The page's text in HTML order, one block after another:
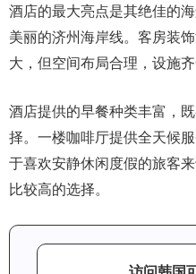
酒店的最大亮点是其绝佳的
美丽的济州海岸线。客房装
大，但空间布局合理，设施齐
酒店提供的早餐种类丰富，
择。一楼咖啡厅提供全天候
于喜欢安静休闲度假的旅客
比较高的选择。